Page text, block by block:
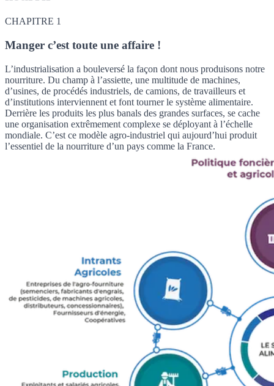
CHAPITRE 1
Manger c’est toute une affaire !
L’industrialisation a bouleversé la façon dont nous produisons notre
nourriture. Du champ à l’assiette, une multitude de machines,
d’usines, de procédés industriels, de camions, de travailleurs et
d’institutions interviennent et font tourner le système alimentaire.
Derrière les produits les plus banals des grandes surfaces, se cache
une organisation extrêmement complexe se déployant à l’échelle
mondiale. C’est ce modèle agro-industriel qui aujourd’hui produit
l’essentiel de la nourriture d’un pays comme la France.